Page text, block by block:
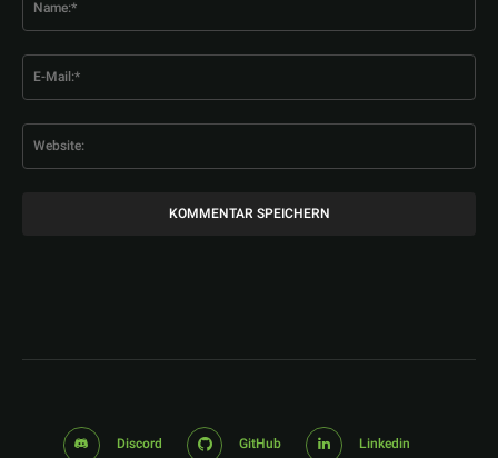
Discord GitHub Linkedin